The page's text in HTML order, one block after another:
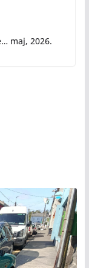
maj, 2026.